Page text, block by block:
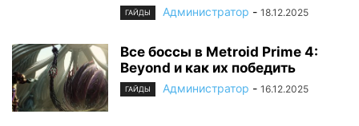
ГАЙДЫ Администратор - 18.12.2025
Все боссы в Metroid Prime 4:
Beyond и как их победить
ГАЙДЫ Администратор - 16.12.2025